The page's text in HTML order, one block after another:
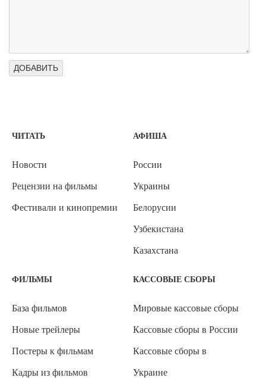
ЧИТАТЬ
Новости
Рецензии на фильмы
Фестивали и кинопремии
АФИША
России
Украины
Белорусии
Узбекистана
Казахстана
ФИЛЬМЫ
База фильмов
Новые трейлеры
Постеры к фильмам
Кадры из фильмов
КАССОВЫЕ СБОРЫ
Мировые кассовые сборы
Кассовые сборы в России
Кассовые сборы в
Украине